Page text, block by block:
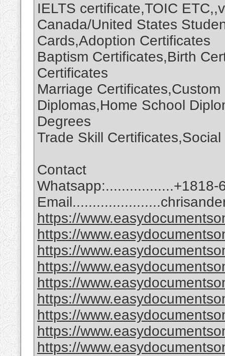
IELTS certificate,TOIC
Canada/United States
Cards,Adoption Certificates
Baptism Certificates,Birth
Certificates
Marriage
Diplomas,Home School
Degrees
Trade Skill
Contact
Whatsapp:.................+1818-
https://
https://
https://
https://
https://
https://
https://
https://
https://